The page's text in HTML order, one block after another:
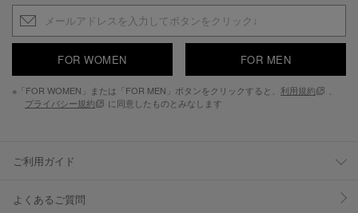
FOR WOMEN FOR MEN
※「FOR WOMEN」または「FOR MEN」ボタンをクリックすると、 利用規約
プライバシー規約
に同意したものとみなします
ご利用ガイド
よくあるご質問